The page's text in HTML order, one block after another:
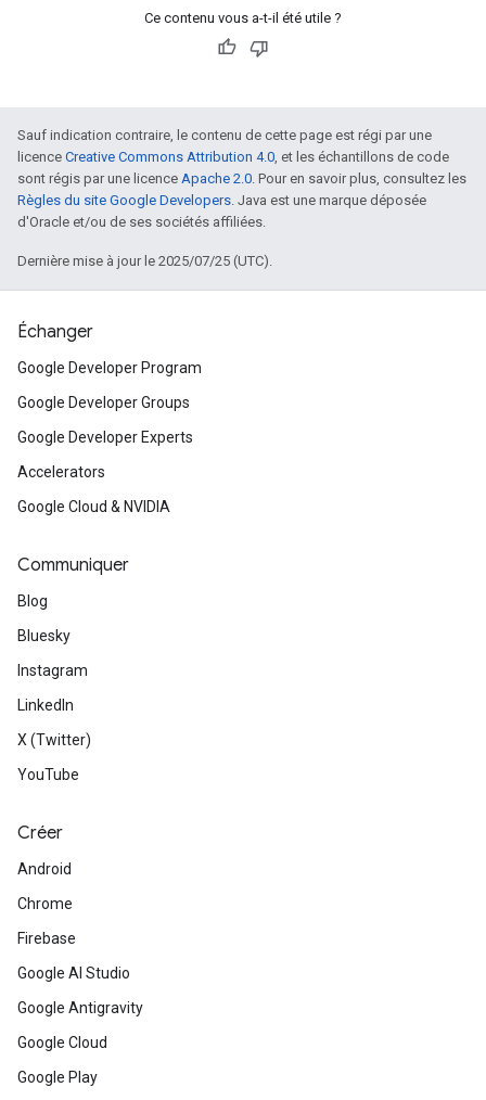
Ce contenu vous a-t-il été utile ?
Sauf indication contraire, le contenu de cette page est régi par une
licence Creative Commons Attribution 4.0, et les échantillons de code
sont régis par une licence Apache 2.0. Pour en savoir plus, consultez les
Règles du site Google Developers. Java est une marque déposée
d'Oracle et/ou de ses sociétés affiliées.
Dernière mise à jour le 2025/07/25 (UTC).
Échanger
Google Developer Program
Google Developer Groups
Google Developer Experts
Accelerators
Google Cloud & NVIDIA
Communiquer
Blog
Bluesky
Instagram
LinkedIn
X (Twitter)
YouTube
Créer
Android
Chrome
Firebase
Google AI Studio
Google Antigravity
Google Cloud
Google Play